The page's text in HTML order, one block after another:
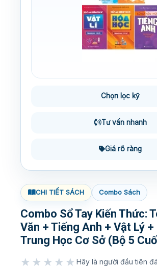
Chọn lọc kỹ
Tư vấn nhanh
Giá rõ ràng
CHI TIẾT SÁCH Combo Sách
Combo Sổ Tay Kiến Thức:
Văn + Tiếng Anh + Vật Lý +
Trung Học Cơ Sở (Bộ 5
★★★★★ Hãy là người đầu tiên